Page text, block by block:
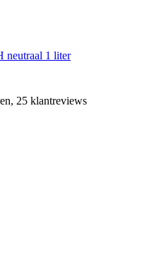
neutraal 1 liter
25 klantreviews